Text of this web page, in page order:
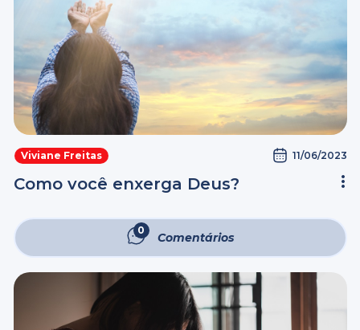
Viviane Freitas 11/06/2023
Como você enxerga Deus?
0 Comentários